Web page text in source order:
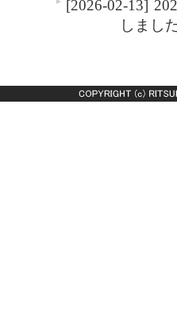
[2026-02-13]
しまし